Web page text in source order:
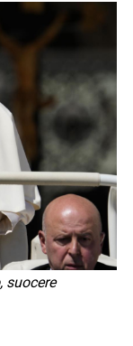
suocere